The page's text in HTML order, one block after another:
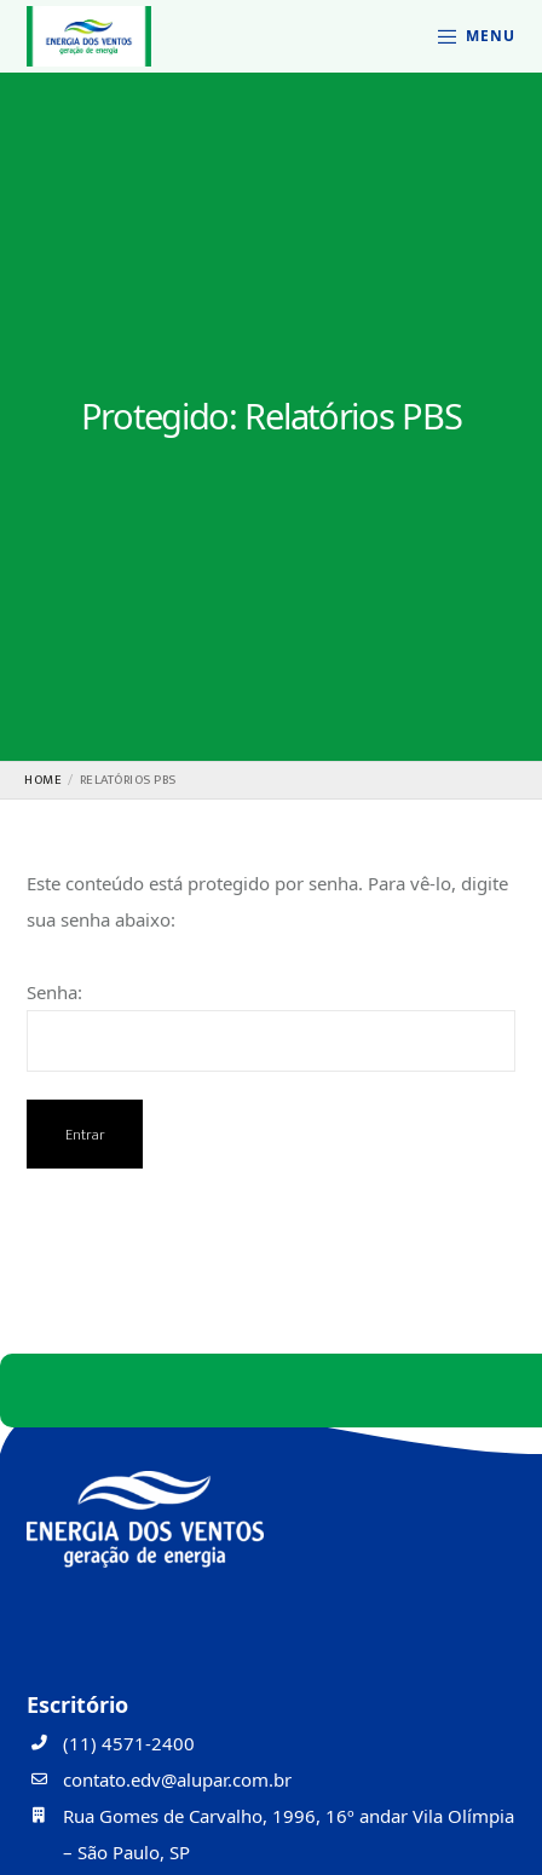
MENU
Protegido: Relatórios PBS
HOME RELATÓRIOS PBS
Este conteúdo está protegido por senha. Para vê-lo, digite
sua senha abaixo:
Senha:
Escritório
(11) 4571-2400
contato.edv@alupar.com.br
Rua Gomes de Carvalho, 1996, 16º andar Vila Olímpia
– São Paulo, SP